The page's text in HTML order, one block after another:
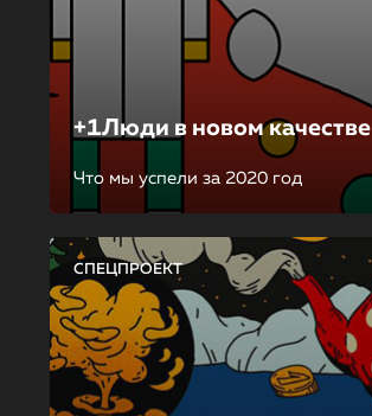
+1Люди в новом качестве
Что мы успели за 2020 год
СПЕЦПРОЕКТ